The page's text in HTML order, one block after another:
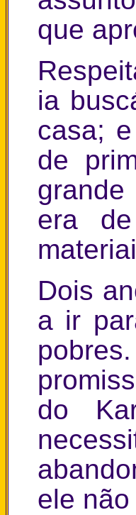
que
ia
casa;
de
grande
era
Dois
a ir
do
ele